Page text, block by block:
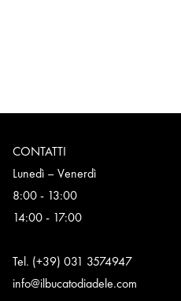
CONTATTI
Lunedì – Venerdì
8:00 - 13:00
14:00 - 17:00
Tel. (+39) 031 3574947
info@ilbucatodiadele.com